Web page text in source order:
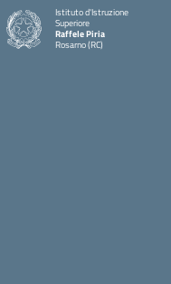
Istituto d'Istruzione
Superiore
Raffele Piria
Rosarno (RC)